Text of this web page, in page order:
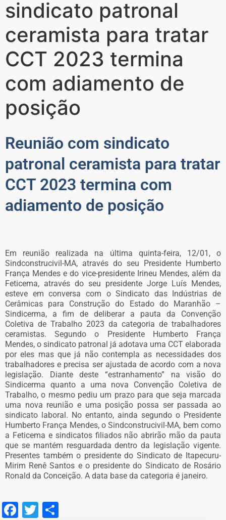
sindicato patronal
ceramista para tratar
CCT 2023 termina
com adiamento de
posição
Reunião com sindicato
patronal ceramista para tratar
CCT 2023 termina com
adiamento de posição
Em reunião realizada na última quinta-feira, 12/01, o
Sindconstrucivil-MA, através do seu Presidente Humberto
França Mendes e do vice-presidente Irineu Mendes, além da
Feticema, através do seu presidente Jorge Luís Mendes,
esteve em conversa com o Sindicato das Indústrias de
Cerâmicas para Construção do Estado do Maranhão –
Sindicerma, a fim de deliberar a pauta da Convenção
Coletiva de Trabalho 2023 da categoria de trabalhadores
ceramistas. Segundo o Presidente Humberto França
Mendes, o sindicato patronal já adotava uma CCT elaborada
por eles mas que já não contempla as necessidades dos
trabalhadores e precisa ser ajustada de acordo com a nova
legislação. Diante deste “estranhamento” na visão do
Sindicerma quanto a uma nova Convenção Coletiva de
Trabalho, o mesmo pediu um prazo para que seja marcada
uma nova reunião e uma posição possa ser passada ao
sindicato laboral. No entanto, ainda segundo o Presidente
Humberto França Mendes, o Sindconstrucivil-MA, bem como
a Feticema e sindicatos filiados não abrirão mão da pauta
que se mantém resguardada dentro da legislação vigente.
Presentes também o presidente do Sindicato de Itapecuru-
Mirim Renê Santos e o presidente do Sindicato de Rosário
Ronald da Conceição. A data base da categoria é janeiro.
Facebook
Twitter